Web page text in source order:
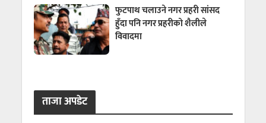
फुटपाथ चलाउने नगर प्रहरी सांसद
हुँदा पनि नगर प्रहरीको शैलीले
विवादमा
ताजा अपडेट